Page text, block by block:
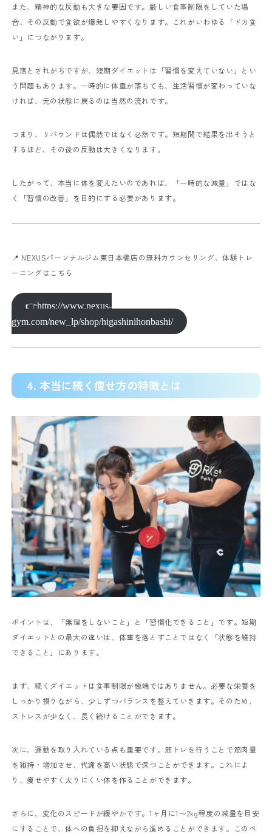
また、精神的な反動も大きな要因です。厳しい食事制限をしていた場
合、その反動で食欲が爆発しやすくなります。これがいわゆる「ドカ食
い」につながります。
見落とされがちですが、短期ダイエットは「習慣を変えていない」とい
う問題もあります。一時的に体重が落ちても、生活習慣が変わっていな
ければ、元の状態に戻るのは当然の流れです。
つまり、リバウンドは偶然ではなく必然です。短期間で結果を出そうと
するほど、その後の反動は大きくなります。
したがって、本当に体を変えたいのであれば、「一時的な減量」ではな
く「習慣の改善」を目的にする必要があります。
📍 NEXUSパーソナルジム東日本橋店の無料カウンセリング、体験トレ
ーニングはこちら
👉https://www.nexus-
gym.com/new_lp/shop/higashinihonbashi/
4. 本当に続く痩せ方の特徴とは
ポイントは、「無理をしないこと」と「習慣化できること」です。短期
ダイエットとの最大の違いは、体重を落とすことではなく「状態を維持
できること」にあります。
まず、続くダイエットは食事制限が極端ではありません。必要な栄養を
しっかり摂りながら、少しずつバランスを整えていきます。そのため、
ストレスが少なく、長く続けることができます。
次に、運動を取り入れている点も重要です。筋トレを行うことで筋肉量
を維持・増加させ、代謝を高い状態で保つことができます。これによ
り、痩せやすく太りにくい体を作ることができます。
さらに、変化のスピードが緩やかです。1ヶ月に1〜2kg程度の減量を目安
にすることで、体への負担を抑えながら進めることができます。このペ